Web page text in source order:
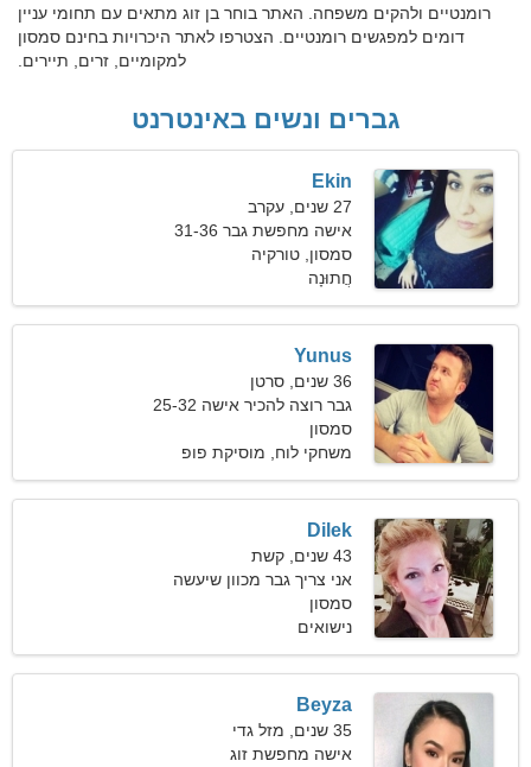
רומנטיים ולהקים משפחה. האתר בוחר בן זוג מתאים עם תחומי עניין
דומים למפגשים רומנטיים. הצטרפו לאתר היכרויות בחינם סמסון
למקומיים, זרים, תיירים.
גברים ונשים באינטרנט
Ekin
27 שנים, עקרב
אישה מחפשת גבר 31-36
סמסון, טורקיה
חֲתוּנָה
Yunus
36 שנים, סרטן
גבר רוצה להכיר אישה 25-32
סמסון
משחקי לוח, מוסיקת פופ
Dilek
43 שנים, קשת
אני צריך גבר מכוון שיעשה
סקי ביחד
סמסון
נישואים
Beyza
35 שנים, מזל גדי
אישה מחפשת זוג